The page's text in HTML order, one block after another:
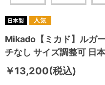
Mikado【ミカド】ルガ
チなし サイズ調整可 日
￥13,200(税込)